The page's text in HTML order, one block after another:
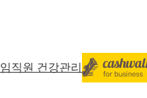
임직원 건강관리